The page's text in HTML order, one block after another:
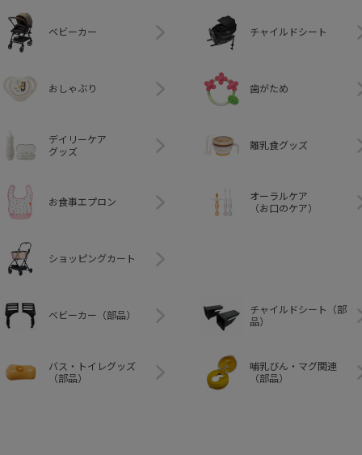
ベビーカー チャイルドシート
おしゃぶり 歯がため
デイリーケア
グッズ
離乳食グッズ
お食事エプロン
オーラルケア
（お口のケア）
ショッピングカート
ベビーカー（部品）
チャイルドシート（部
品）
バス・トイレグッズ
（部品）
哺乳びん・マグ関連
（部品）